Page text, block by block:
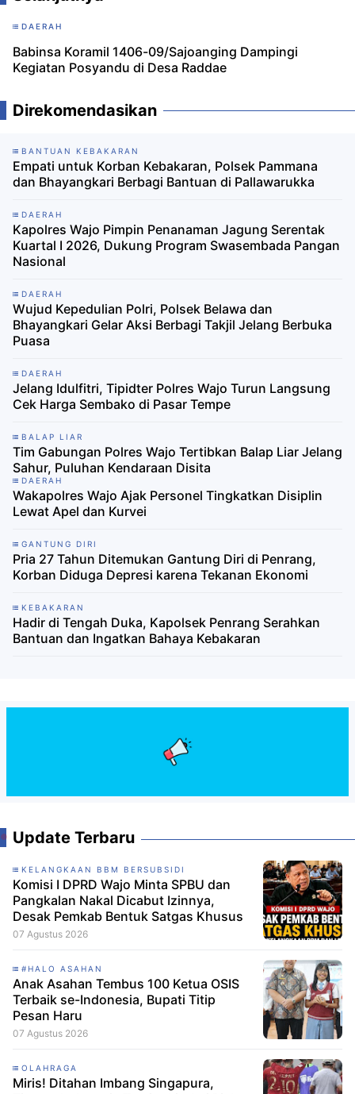
DAERAH
Babinsa Koramil 1406-09/Sajoanging Dampingi
Kegiatan Posyandu di Desa Raddae
Direkomendasikan
BANTUAN KEBAKARAN
Empati untuk Korban Kebakaran, Polsek Pammana
dan Bhayangkari Berbagi Bantuan di Pallawarukka
DAERAH
Kapolres Wajo Pimpin Penanaman Jagung Serentak
Kuartal I 2026, Dukung Program Swasembada Pangan
Nasional
DAERAH
Wujud Kepedulian Polri, Polsek Belawa dan
Bhayangkari Gelar Aksi Berbagi Takjil Jelang Berbuka
Puasa
DAERAH
Jelang Idulfitri, Tipidter Polres Wajo Turun Langsung
Cek Harga Sembako di Pasar Tempe
BALAP LIAR
Tim Gabungan Polres Wajo Tertibkan Balap Liar Jelang
Sahur, Puluhan Kendaraan Disita
DAERAH
Wakapolres Wajo Ajak Personel Tingkatkan Disiplin
Lewat Apel dan Kurvei
GANTUNG DIRI
Pria 27 Tahun Ditemukan Gantung Diri di Penrang,
Korban Diduga Depresi karena Tekanan Ekonomi
KEBAKARAN
Hadir di Tengah Duka, Kapolsek Penrang Serahkan
Bantuan dan Ingatkan Bahaya Kebakaran
Update Terbaru
KELANGKAAN BBM BERSUBSIDI
Komisi I DPRD Wajo Minta SPBU dan
Pangkalan Nakal Dicabut Izinnya,
Desak Pemkab Bentuk Satgas Khusus
07 Agustus 2026
#HALO ASAHAN
Anak Asahan Tembus 100 Ketua OSIS
Terbaik se-Indonesia, Bupati Titip
Pesan Haru
07 Agustus 2026
OLAHRAGA
Miris! Ditahan Imbang Singapura,